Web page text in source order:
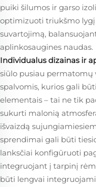
puiki šilumos ir garso
optimizuoti triukšmo
suvartojimą,
aplinkosaugines naudas.
Individualus dizainas ir
siūlo pusiau permatomų
spalvomis, kurios gali
elementais – tai ne tik
sukurti malonią
išvaizdą
sprendimai gali būti
lanksčiai konfigūruoti
integruojant į tarpinį
būti lengvai integruojami